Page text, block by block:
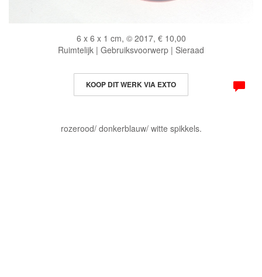
6 x 6 x 1 cm, © 2017, € 10,00
Ruimtelijk | Gebruiksvoorwerp | Sieraad
KOOP DIT WERK VIA EXTO
rozerood/ donkerblauw/ witte spikkels.